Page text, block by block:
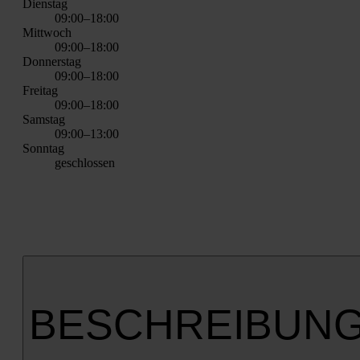
Diens­tag
09:00–18:00
Mitt­woch
09:00–18:00
Don­ners­tag
09:00–18:00
Frei­tag
09:00–18:00
Sams­tag
09:00–13:00
Sonn­tag
geschlos­sen